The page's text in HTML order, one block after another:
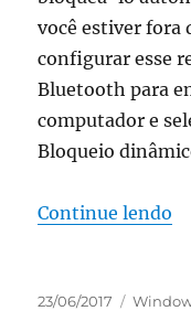
você estiver fora
configurar esse
Bluetooth para
computador e
Bloqueio
Continue lendo
Publicado
23/06/2017